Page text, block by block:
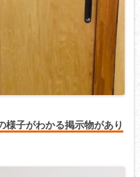
様子がわかる掲示物があり